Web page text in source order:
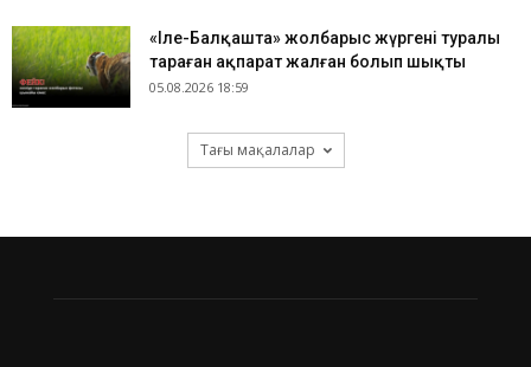
«Іле-Балқашта» жолбарыс жүргені туралы
тараған ақпарат жалған болып шықты
05.08.2026 18:59
Тағы мақалалар